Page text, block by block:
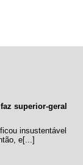
superior-geral
insustentável
e[...]